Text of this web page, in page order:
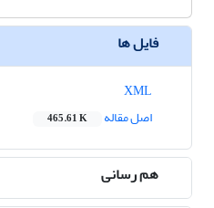
فایل ها
اصل مقاله
465.61 K
هم رسانی